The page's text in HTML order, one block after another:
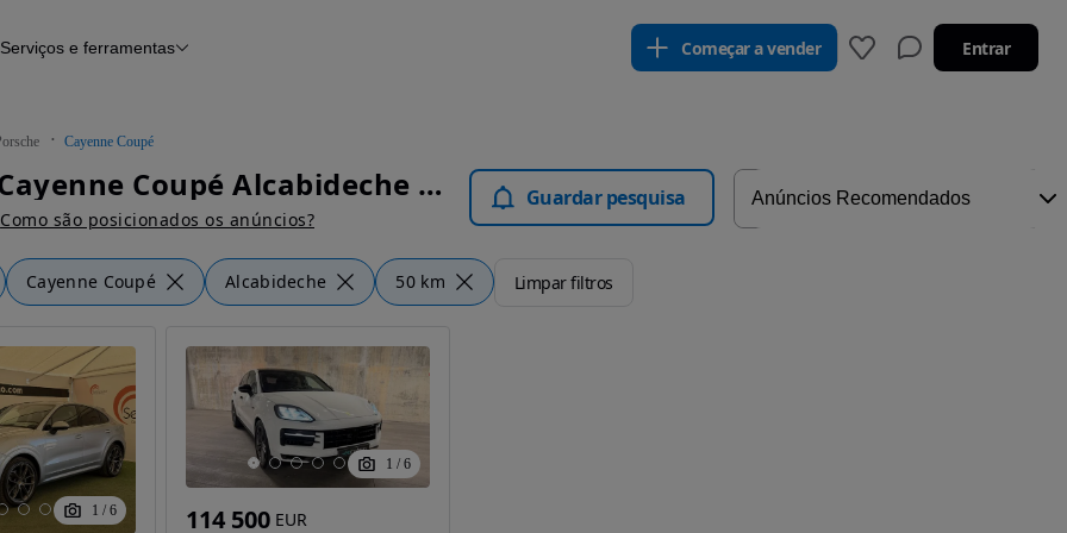
Histórico do veículo
Serviços e ferramentas Começar a vender Entrar
Cayenne Coupé
Porsche Cayenne Coupé Alcabideche - Carros
Como são posicionados os anúncios?
Guardar pesquisa
Cayenne Coupé Alcabideche 50 km Limpar filtros
1 / 6
1 / 6
114 500 EUR